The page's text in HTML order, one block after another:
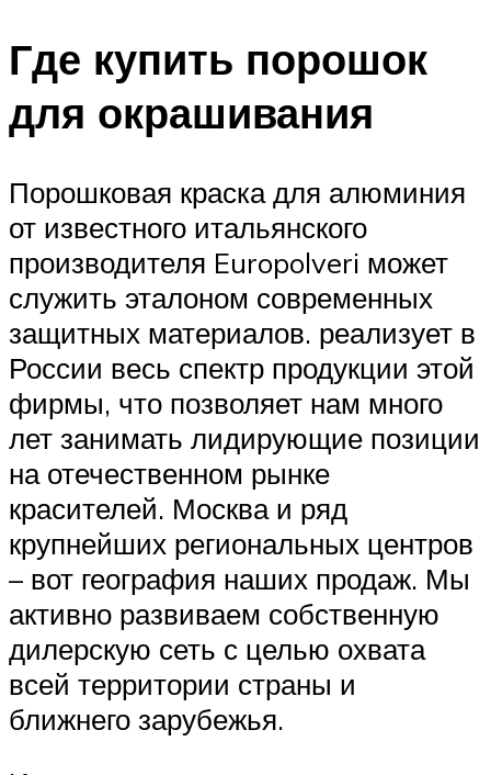
Где купить порошок
для окрашивания
Порошковая краска для алюминия
от известного итальянского
производителя Europolveri может
служить эталоном современных
защитных материалов. реализует в
России весь спектр продукции этой
фирмы, что позволяет нам много
лет занимать лидирующие позиции
на отечественном рынке
красителей. Москва и ряд
крупнейших региональных центров
– вот география наших продаж. Мы
активно развиваем собственную
дилерскую сеть с целью охвата
всей территории страны и
ближнего зарубежья.